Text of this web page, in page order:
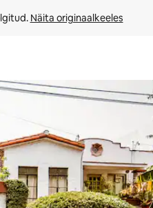
Näita originaalkeeles